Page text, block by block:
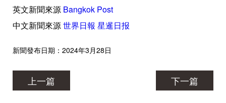
英文新聞來源 Bangkok Post
中文新聞來源世界日報 星暹日报
新聞發布日期：2024年3月28日
上一篇 下一篇